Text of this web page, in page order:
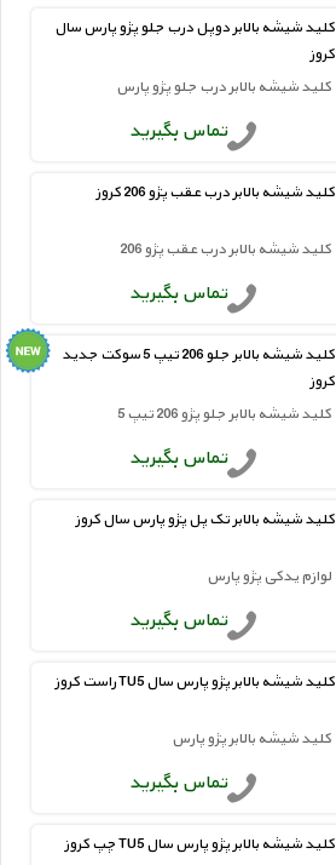
کلید شیشه بالابر دوپل درب جلو پژو پارس سال
کروز
کلید شیشه بالابر درب جلو پژو پارس
تماس بگیرید
کلید شیشه بالابر درب عقب پژو 206 کروز
کلید شیشه بالابر درب عقب پژو 206
تماس بگیرید
کلید شیشه بالابر جلو 206 تیپ 5 سوکت جدید
کروز
کلید شیشه بالابر جلو پژو 206 تیپ 5
تماس بگیرید
کلید شیشه بالابر تک پل پژو پارس سال کروز
لوازم یدکی پژو پارس
تماس بگیرید
کلید شیشه بالابر پژو پارس سال TU5 راست کروز
کلید شیشه بالابر پژو پارس
تماس بگیرید
کلید شیشه بالابر پژو پارس سال TU5 چپ کروز